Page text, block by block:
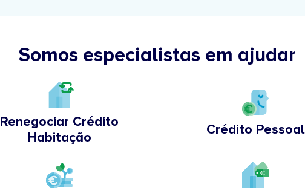
Somos especialistas em ajudar
Renegociar Crédito
Habitação
Crédito Pessoal